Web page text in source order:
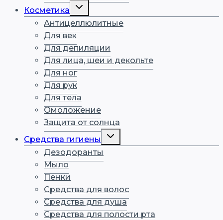
Косметика
Переключить
меню
Антицеллюлитные
Для век
Для депиляции
Для лица, шеи и декольте
Для ног
Для рук
Для тела
Омоложение
Защита от солнца
Средства гигиены
Переключить
меню
Дезодоранты
Мыло
Пенки
Средства для волос
Средства для душа
Средства для полости рта